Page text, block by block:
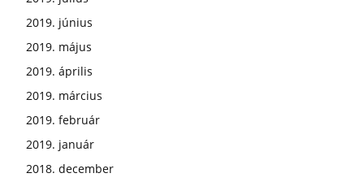
2019. június
2019. május
2019. április
2019. március
2019. február
2019. január
2018. december